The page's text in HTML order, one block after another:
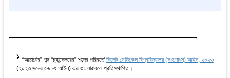
1 “আচার্যের” শব্দ “চ্যান্সেলরের” শব্দের পরিবর্তেসিলেট মেডিকেল বিশ্ববিদ্যালয় (সংশোধন) আইন, ২০২৩
(২০২৩ সনের ৫৬ নং আইন) এর ৩১ ধারাবলে প্রতিস্থাপিত।